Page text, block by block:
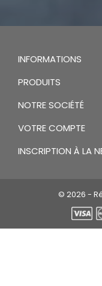
INFORMATIONS
PRODUITS
NOTRE SOCIÉTÉ
VOTRE COMPTE
INSCRIPTION À LA
© 2026 -